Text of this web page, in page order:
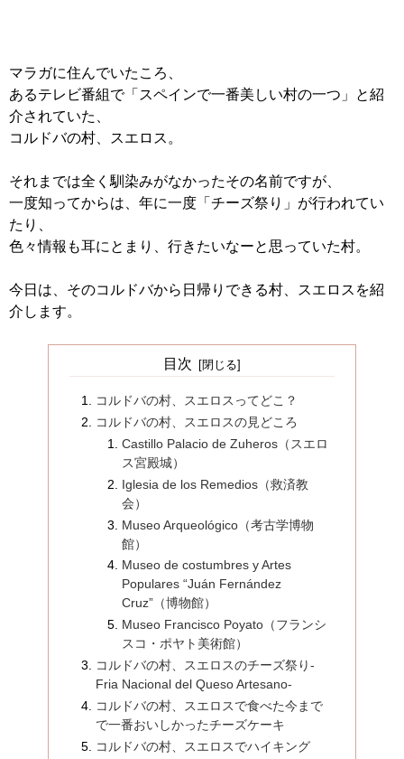
マラガに住んでいたころ、
あるテレビ番組で「スペインで一番美しい村の一つ」と紹
介されていた、
コルドバの村、スエロス。
それまでは全く馴染みがなかったその名前ですが、
一度知ってからは、年に一度「チーズ祭り」が行われてい
たり、
色々情報も耳にとまり、行きたいなーと思っていた村。
今日は、そのコルドバから日帰りできる村、スエロスを紹
介します。
目次
コルドバの村、スエロスってどこ？
コルドバの村、スエロスの見どころ
Castillo Palacio de Zuheros（スエロ
ス宮殿城）
Iglesia de los Remedios（救済教
会）
Museo Arqueológico（考古学博物
館）
Museo de costumbres y Artes
Populares “Juán Fernández
Cruz”（博物館）
Museo Francisco Poyato（フランシ
スコ・ポヤト美術館）
コルドバの村、スエロスのチーズ祭り‐
Fria Nacional del Queso Artesano‐
コルドバの村、スエロスで食べた今まで
で一番おいしかったチーズケーキ
コルドバの村、スエロスでハイキング